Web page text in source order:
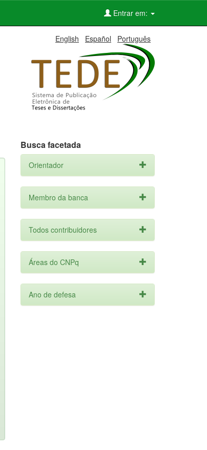
Entrar em:
English Español Português
Busca facetada
Orientador
Membro da banca
Todos contribuidores
Áreas do CNPq
Ano de defesa